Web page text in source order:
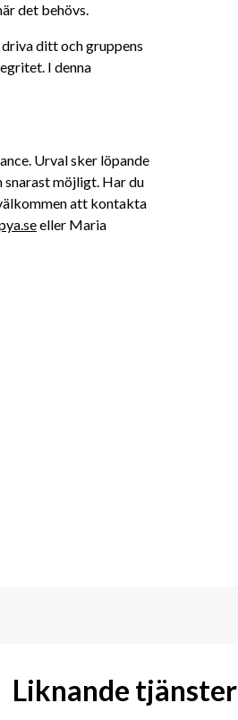
det behövs.
ditt och gruppens
I denna
Urval sker löpande
snarast möjligt. Har du
att kontakta
eller Maria
Liknande tjänster